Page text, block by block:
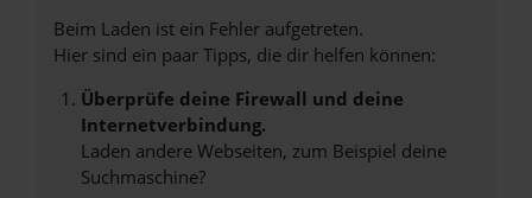
Beim Laden ist ein Fehler aufgetreten.
Hier sind ein paar Tipps, die dir helfen können:
Überprüfe deine Firewall und deine
Internetverbindung.
Laden andere Webseiten, zum Beispiel deine
Suchmaschine?